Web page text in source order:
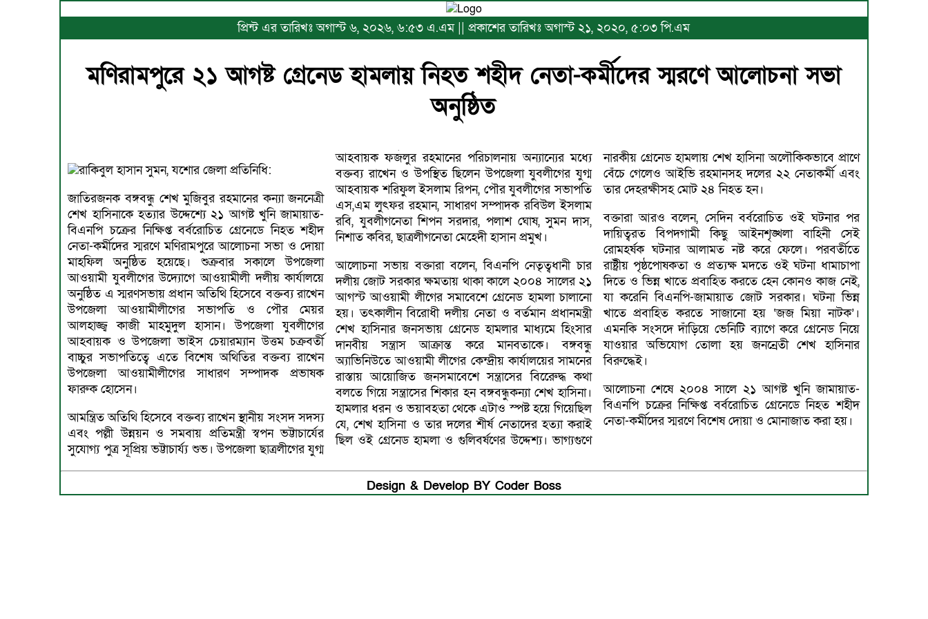
প্রিন্ট এর তারিখঃ অগাস্ট ৬, ২০২৬, ৬:৫৩ এ.এম || প্রকাশের তারিখঃ অগাস্ট ২১, ২০২০, ৫:০৩ পি.এম
মণিরামপুরে ২১ আগষ্ট গ্রেনেড হামলায় নিহত শহীদ নেতা-কর্মীদের স্মরণে আলোচনা সভা
অনুষ্ঠিত
রাকিবুল হাসান সুমন, যশোর জেলা প্রতিনিধি:
জাতিরজনক বঙ্গবন্ধু শেখ মুজিবুর রহমানের কন্যা জননেত্রী
শেখ হাসিনাকে হত্যার উদ্দেশ্যে ২১ আগষ্ট খুনি জামায়াত-
বিএনপি চক্রের নিক্ষিপ্ত বর্বরোচিত গ্রেনেডে নিহত শহীদ
নেতা-কর্মীদের স্মরণে মণিরামপুরে আলোচনা সভা ও দোয়া
মাহফিল অনুষ্ঠিত হয়েছে। শুক্রবার সকালে উপজেলা
আওয়ামী যুবলীগের উদ্যোগে আওয়ামীলী দলীয় কার্যালয়ে
অনুষ্ঠিত এ স্মরণসভায় প্রধান অতিথি হিসেবে বক্তব্য রাখেন
উপজেলা আওয়ামীলীগের সভাপতি ও পৌর মেয়র
আলহাজ্জ্ব কাজী মাহমুদুল হাসান। উপজেলা যুবলীগের
আহবায়ক ও উপজেলা ভাইস চেয়ারম্যান উত্তম চক্রবর্তী
বাচ্চুর সভাপতিত্বে এতে বিশেষ অথিতির বক্তব্য রাখেন
উপজেলা আওয়ামীলীগের সাধারণ সম্পাদক প্রভাষক
ফারুক হোসেন।
আমন্ত্রিত অতিথি হিসেবে বক্তব্য রাখেন স্থানীয় সংসদ সদস্য
এবং পল্লী উন্নয়ন ও সমবায় প্রতিমন্ত্রী স্বপন ভট্টাচার্যের
সুযোগ্য পুত্র সূপ্রিয় ভট্টাচার্য্য শুভ। উপজেলা ছাত্রলীগের যুগ্ম
আহবায়ক ফজলুর রহমানের পরিচালনায় অন্যান্যের মধ্যে
বক্তব্য রাখেন ও উপস্থিত ছিলেন উপজেলা যুবলীগের যুগ্ম
আহবায়ক শরিফুল ইসলাম রিপন, পৌর যুবলীগের সভাপতি
এস,এম লুৎফর রহমান, সাধারণ সম্পাদক রবিউল ইসলাম
রবি, যুবলীগনেতা শিপন সরদার, পলাশ ঘোষ, সুমন দাস,
নিশাত কবির, ছাত্রলীগনেতা মেহেদী হাসান প্রমুখ।
আলোচনা সভায় বক্তারা বলেন, বিএনপি নেতৃত্বধানী চার
দলীয় জোট সরকার ক্ষমতায় থাকা কালে ২০০৪ সালের ২১
আগস্ট আওয়ামী লীগের সমাবেশে গ্রেনেড হামলা চালানো
হয়। তৎকালীন বিরোধী দলীয় নেতা ও বর্তমান প্রধানমন্ত্রী
শেখ হাসিনার জনসভায় গ্রেনেড হামলার মাধ্যমে হিংসার
দানবীয় সন্ত্রাস আক্রান্ত করে মানবতাকে। বঙ্গবন্ধু
অ্যাভিনিউতে আওয়ামী লীগের কেন্দ্রীয় কার্যালয়ের সামনের
রাস্তায় আয়োজিত জনসমাবেশে সন্ত্রাসের বিরুেেদ্ধ কথা
বলতে গিয়ে সন্ত্রাসের শিকার হন বঙ্গবন্ধুকন্যা শেখ হাসিনা।
হামলার ধরন ও ভয়াবহতা থেকে এটাও স্পষ্ট হয়ে গিয়েছিল
যে, শেখ হাসিনা ও তার দলের শীর্ষ নেতাদের হত্যা করাই
ছিল ওই গ্রেনেড হামলা ও গুলিবর্ষণের উদ্দেশ্য। ভাগ্যগুণে
নারকীয় গ্রেনেড হামলায় শেখ হাসিনা অলৌকিকভাবে প্রাণে
বেঁচে গেলেও আইভি রহমানসহ দলের ২২ নেতাকর্মী এবং
তার দেহরক্ষীসহ মোট ২৪ নিহত হন।
বক্তারা আরও বলেন, সেদিন বর্বরোচিত ওই ঘটনার পর
দায়িত্বরত বিপদগামী কিছু আইনশৃঙ্খলা বাহিনী সেই
রোমহর্ষক ঘটনার আলামত নষ্ট করে ফেলে। পরবর্তীতে
রাষ্ট্রীয় পৃষ্ঠপোষকতা ও প্রত্যক্ষ মদতে ওই ঘটনা ধামাচাপা
দিতে ও ভিন্ন খাতে প্রবাহিত করতে হেন কোনও কাজ নেই,
যা করেনি বিএনপি-জামায়াত জোট সরকার। ঘটনা ভিন্ন
খাতে প্রবাহিত করতে সাজানো হয় ‘জজ মিয়া নাটক’।
এমনকি সংসদে দাঁড়িয়ে ভেনিটি ব্যাগে করে গ্রেনেড নিয়ে
যাওয়ার অভিযোগ তোলা হয় জনন্রেতী শেখ হাসিনার
বিরুদ্ধেই।
আলোচনা শেষে ২০০৪ সালে ২১ আগষ্ট খুনি জামায়াত-
বিএনপি চক্রের নিক্ষিপ্ত বর্বরোচিত গ্রেনেডে নিহত শহীদ
নেতা-কর্মীদের স্মরণে বিশেষ দোয়া ও মোনাজাত করা হয়।
Design & Develop BY Coder Boss